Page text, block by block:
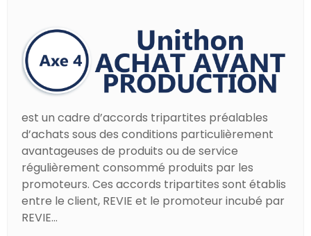
est un cadre d’accords tripartites préalables
d’achats sous des conditions particulièrement
avantageuses de produits ou de service
régulièrement consommé produits par les
promoteurs. Ces accords tripartites sont établis
entre le client, REVIE et le promoteur incubé par
REVIE...